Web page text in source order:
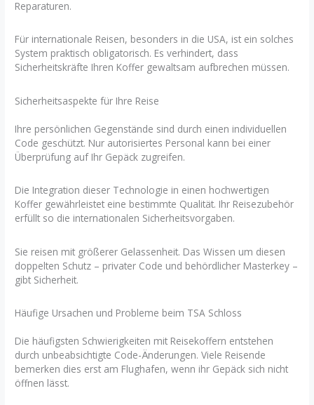
Reparaturen.
Für internationale Reisen, besonders in die USA, ist ein solches
System praktisch obligatorisch. Es verhindert, dass
Sicherheitskräfte Ihren Koffer gewaltsam aufbrechen müssen.
Sicherheitsaspekte für Ihre Reise
Ihre persönlichen Gegenstände sind durch einen individuellen
Code geschützt. Nur autorisiertes Personal kann bei einer
Überprüfung auf Ihr Gepäck zugreifen.
Die Integration dieser Technologie in einen hochwertigen
Koffer gewährleistet eine bestimmte Qualität. Ihr Reisezubehör
erfüllt so die internationalen Sicherheitsvorgaben.
Sie reisen mit größerer Gelassenheit. Das Wissen um diesen
doppelten Schutz – privater Code und behördlicher Masterkey –
gibt Sicherheit.
Häufige Ursachen und Probleme beim TSA Schloss
Die häufigsten Schwierigkeiten mit Reisekoffern entstehen
durch unbeabsichtigte Code-Änderungen. Viele Reisende
bemerken dies erst am Flughafen, wenn ihr Gepäck sich nicht
öffnen lässt.